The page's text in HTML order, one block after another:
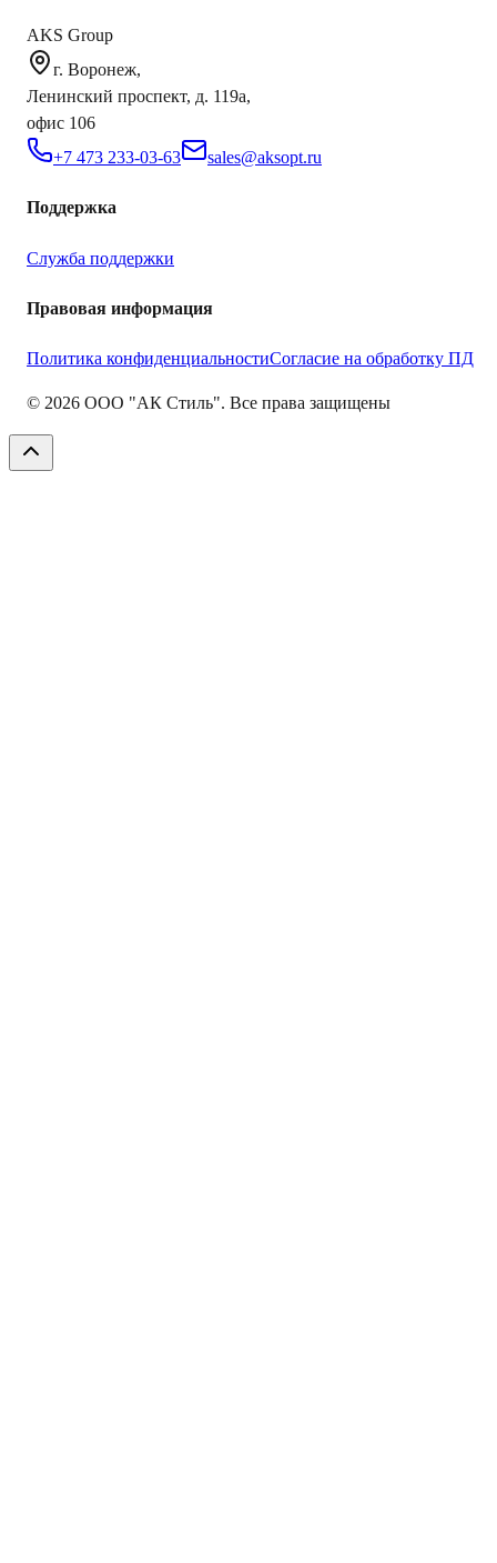
AKS Group
г. Воронеж,
Ленинский проспект, д. 119а,
офис 106
+7 473 233-03-63
sales@aksopt.ru
Поддержка
Служба поддержки
Правовая информация
Политика конфиденциальностиСогласие на обработку ПД
© 2026 ООО "АК Стиль". Все права защищены